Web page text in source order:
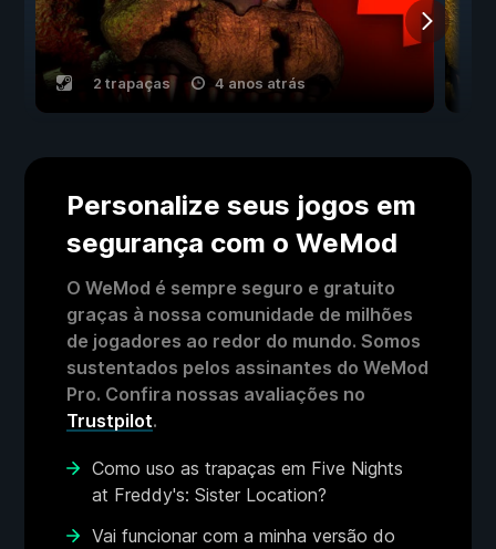
2 trapaças 4 anos atrás
Personalize seus jogos em
segurança com o WeMod
O WeMod é sempre seguro e gratuito
graças à nossa comunidade de milhões
de jogadores ao redor do mundo. Somos
sustentados pelos assinantes do WeMod
Pro. Confira nossas avaliações no
Trustpilot.
Como uso as trapaças em Five Nights
at Freddy's: Sister Location?
Vai funcionar com a minha versão do